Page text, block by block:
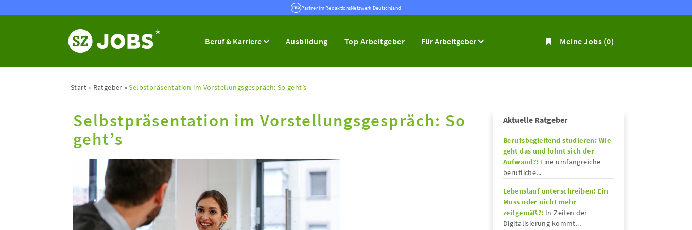
Partner im RedaktionsNetzwerk Deutschland
Beruf & Karriere Ausbildung Top Arbeitgeber Für Arbeitgeber Meine Jobs (0)
Start Ratgeber Selbstpräsentation im Vorstellungsgespräch: So geht’s
Selbstpräsentation im Vorstellungsgespräch: So
geht’s
Aktuelle Ratgeber
Berufsbegleitend studieren: Wie
geht das und lohnt sich der
Aufwand?: Eine umfangreiche
berufliche...
Lebenslauf unterschreiben: Ein
Muss oder nicht mehr
zeitgemäß?: In Zeiten der
Digitalisierung kommt...